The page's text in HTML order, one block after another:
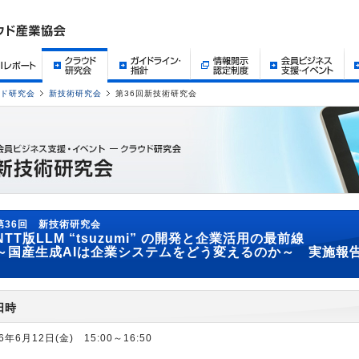
研究会 新技術研究会 第36回新技術研究会
36回 新技術研究会
版LLM “tsuzumi” の開発と企業活用の最前線
国産生成AIは企業システムをどう変えるのか～ 実施報
時
年6月12日(金) 15:00～16:50